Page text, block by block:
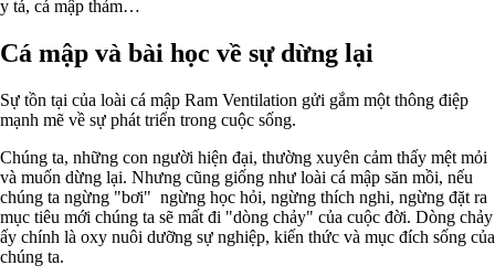
y tá, cá mập thảm…
Cá mập và bài học về sự dừng lại
Sự tồn tại của loài cá mập Ram Ventilation gửi gắm một thông điệp
mạnh mẽ về sự phát triển trong cuộc sống.
Chúng ta, những con người hiện đại, thường xuyên cảm thấy mệt mỏi
và muốn dừng lại. Nhưng cũng giống như loài cá mập săn mồi, nếu
chúng ta ngừng "bơi" ngừng học hỏi, ngừng thích nghi, ngừng đặt ra
mục tiêu mới chúng ta sẽ mất đi "dòng chảy" của cuộc đời. Dòng chảy
ấy chính là oxy nuôi dưỡng sự nghiệp, kiến thức và mục đích sống của
chúng ta.